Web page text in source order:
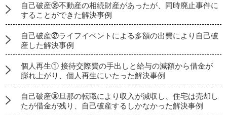
自己破産㊴不動産の相続財産があったが、同時廃止事件に
することができた解決事例
自己破産㊲ライフイベントによる多額の出費により自己破
産した解決事例
個人再生① 接待交際費の手出しと給与の減額から借金が
膨れ上がり、個人再生にいたった解決事例
自己破産㊱旦那の転職により収入が減収し、住宅は売却し
たが借金が残り、自己破産するしかなかった解決事例